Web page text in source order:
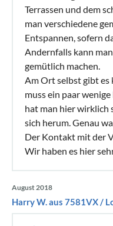
Terrassen und dem
man verschiedene
Entspannen, sofern
Andernfalls kann
gemütlich machen.
Am Ort selbst gibt es
muss ein paar
hat man hier wirklich
sich herum. Genau
Der Kontakt mit der
Wir haben es hier
August 2018
Harry W. aus 7581VX /